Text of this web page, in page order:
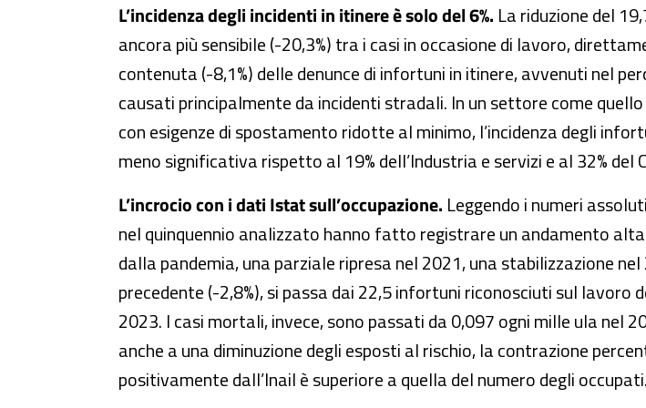
L’incidenza degli incidenti in itinere è solo del 6%. La riduzione del
ancora più sensibile (-20,3%) tra i casi in occasione di lavoro,
contenuta (-8,1%) delle denunce di infortuni in itinere, avvenuti nel
causati principalmente da incidenti stradali. In un settore come
con esigenze di spostamento ridotte al minimo, l’incidenza degli
meno significativa rispetto al 19% dell’Industria e servizi e al 32% del
L’incrocio con i dati Istat sull’occupazione. Leggendo i numeri
nel quinquennio analizzato hanno fatto registrare un andamento
dalla pandemia, una parziale ripresa nel 2021, una stabilizzazione
precedente (-2,8%), si passa dai 22,5 infortuni riconosciuti sul
2023. I casi mortali, invece, sono passati da 0,097 ogni mille ula nel
anche a una diminuzione degli esposti al rischio, la contrazione
positivamente dall’Inail è superiore a quella del numero degli occupati.